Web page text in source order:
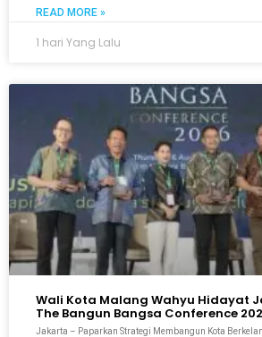
READ MORE »
1 hari Yang Lalu
Wali Kota Malang Wahyu Hidayat
The Bangun Bangsa Conference
Jakarta – Paparkan Strategi Membangun Kota